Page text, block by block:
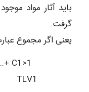
باید آثار مواد
گرفت.
یعنی اگر مجموع
C1>1
TLV1